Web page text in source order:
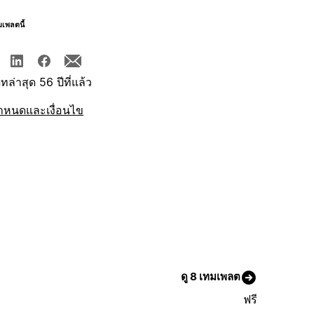
เพลตนี้
ทล่าสุด 56 ปีที่แล้ว
นดและเงื่อนไข
ดู 8 เทมเพลต
ฟรี